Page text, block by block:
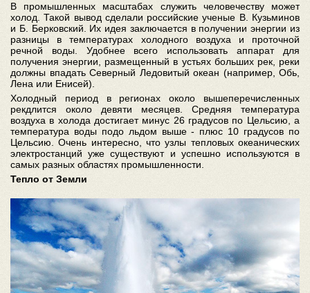
В промышленных масштабах служить человечеству может
холод. Такой вывод сделали российские ученые В. Кузьминов
и Б. Берковский. Их идея заключается в получении энергии из
разницы в температурах холодного воздуха и проточной
речной воды. Удобнее всего использовать аппарат для
получения энергии, размещенный в устьях больших рек, реки
должны впадать Северный Ледовитый океан (например, Обь,
Лена или Енисей).
Холодный период в регионах около вышеперечисленных
рекдлится около девяти месяцев. Средняя температура
воздуха в холода достигает минус 26 градусов по Цельсию, а
температура воды подо льдом выше - плюс 10 градусов по
Цельсию. Очень интересно, что узлы тепловых океанических
электростанций уже существуют и успешно используются в
самых разных областях промышленности.
Тепло от Земли